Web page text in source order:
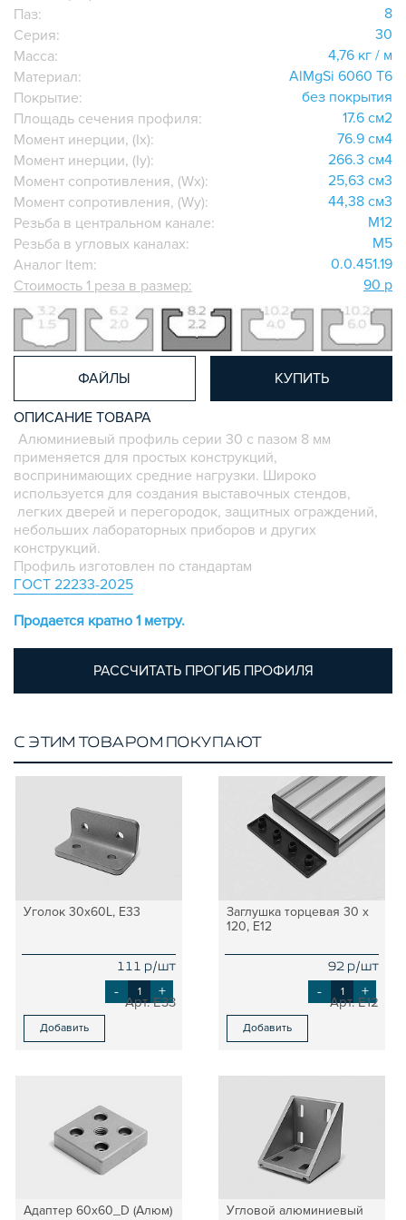
ПРОМЫШЛЕННАЯ МЕБЕЛЬ
СИСТЕМА ЛЕСТНИЦ И ПЛАТФОРМ
БЫСТРЫЕ СОЕДИНИТЕЛИ
ВИНТОВЫЕ СОЕДИНИТЕЛИ И ВТУЛКИ
ШАРНИРНЫЕ И ПОДВИЖНЫЕ СОЕДИНИТЕЛИ
ЗАГЛУШКИ
НАБОРЫ
ПЕТЛИ, РУЧКИ, ЗАМКИ, ЗАЩЕЛКИ
ЭЛЕМЕНТЫ ДЛЯ КРЕПЛЕНИЯ КАБЕЛЕЙ,
ПАНЕЛЕЙ, ЛИСТА, СЕТКИ
ОПОРЫ, ПОДВЕСЫ
КОМПОНЕНТЫ ДЛЯ КОНВЕЙЕРОВ
КОЛЁСА
ОСНАСТКА
МЕТРИЧЕСКИЙ КРЕПЕЖ
ПЛАСТИКОВЫЕ КОРОБКИ
Паз:
8
Серия:
30
Масса:
4,76 кг / м
Материал:
AlMgSi 6060 Т6
Покрытие:
без покрытия
Площадь сечения профиля:
17.6 см2
Момент инерции, (Ix):
76.9 см4
Момент инерции, (Iy):
266.3 см4
Момент сопротивления, (Wx):
25,63 см3
Момент сопротивления, (Wy):
44,38 см3
Резьба в центральном канале:
M12
Резьба в угловых каналах:
M5
Аналог Item:
0.0.451.19
Стоимость 1 реза в размер:
90 р
ФАЙЛЫ КУПИТЬ
ОПИСАНИЕ ТОВАРА
Алюминиевый профиль серии 30 с пазом 8 мм
применяется для простых конструкций,
воспринимающих средние нагрузки. Широко
используется для создания выставочных стендов,
легких дверей и перегородок, защитных ограждений,
небольших лабораторных приборов и других
конструкций.
Профиль изготовлен по стандартам
ГОСТ 22233-2025
Продается кратно 1 метру.
РАССЧИТАТЬ ПРОГИБ ПРОФИЛЯ
С ЭТИМ ТОВАРОМ ПОКУПАЮТ
Уголок 30х60L, E33
111 р/шт
- +
E33
Добавить
Заглушка торцевая 30 х
120, E12
92 р/шт
- +
E12
Добавить
Адаптер 60х60_D (Алюм)
Угловой алюминиевый